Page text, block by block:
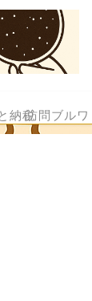
納税訪問ブル